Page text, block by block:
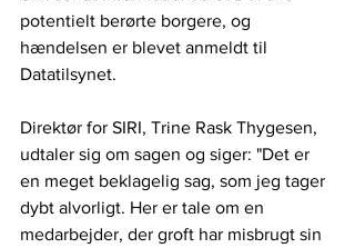
potentielt berørte borgere, og
hændelsen er blevet anmeldt til
Datatilsynet.
Direktør for SIRI, Trine Rask Thygesen,
udtaler sig om sagen og siger: "Det er
en meget beklagelig sag, som jeg tager
dybt alvorligt. Her er tale om en
medarbejder, der groft har misbrugt sin